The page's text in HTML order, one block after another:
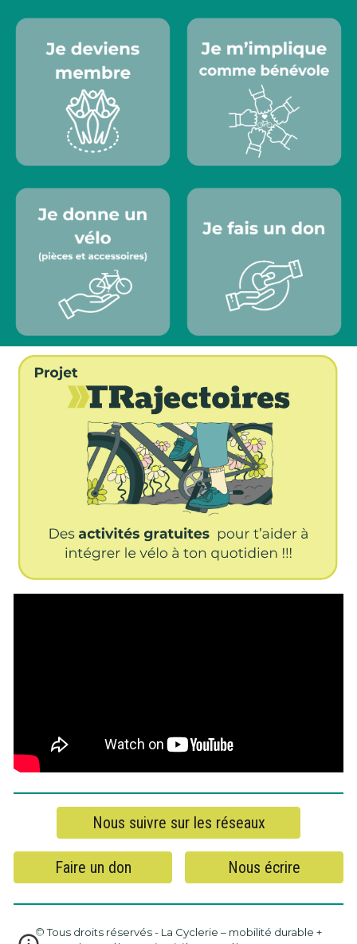
Nous suivre sur les réseaux
Faire un don Nous écrire
© Tous droits réservés - La Cyclerie – mobilité durable +